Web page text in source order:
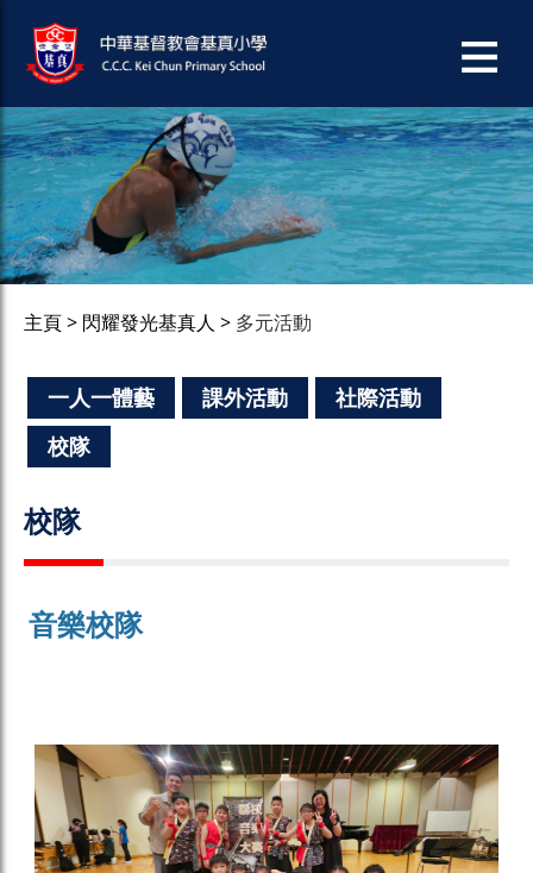
主頁 閃耀發光基真人 多元活動
一人一體藝 課外活動
社際活動
校隊
校隊
音樂校隊